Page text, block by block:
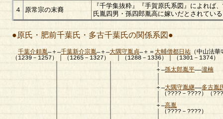
４ 原常宗の末裔
『千学集抜粋』『手賀原氏系図』によれば
氏胤四男・孫四郎胤高に嫁いだとされてい
●原氏・肥前千葉氏・多古千葉氏の関係系図●
千葉介頼胤―＋―千葉新介宗胤―＋―大隅守胤貞―＋＝ 大輔僧都日祐 （中山法
（1239－1257）｜（1265－1327） ｜（1288－1336）｜（1301－1374）
｜ ｜ ＋―孫太郎胤平――瀧楠
｜ ｜ ＋―大隅守胤継――多古胤
｜ ｜ ｜（????－????）（????－????）
｜ ｜ ＋―高胤
｜ ｜ ｜（????－????） （